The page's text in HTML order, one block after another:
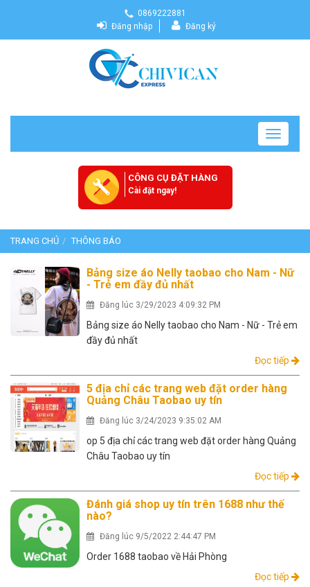
0869222881
Đăng nhập
Đăng ký
Toggle
CÔNG CỤ ĐẶT HÀNG
Cài đặt ngay!
TRANG CHỦ THÔNG BÁO
Bảng size áo Nelly taobao cho Nam - Nữ
- Trẻ em đầy đủ nhất
Đăng lúc 3/29/2023 4:09:32 PM
Bảng size áo Nelly taobao cho Nam - Nữ - Trẻ em
đầy đủ nhất
Đọc tiếp
5 địa chỉ các trang web đặt order hàng
Quảng Châu Taobao uy tín
Đăng lúc 3/24/2023 9:35:02 AM
op 5 địa chỉ các trang web đặt order hàng Quảng
Châu Taobao uy tín
Đọc tiếp
Đánh giá shop uy tín trên 1688 như thế
nào?
Đăng lúc 9/5/2022 2:44:47 PM
Order 1688 taobao về Hải Phòng
Đọc tiếp